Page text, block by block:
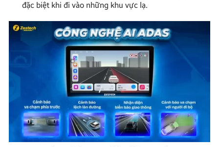
đặc biệt khi đi vào những khu vực lạ.